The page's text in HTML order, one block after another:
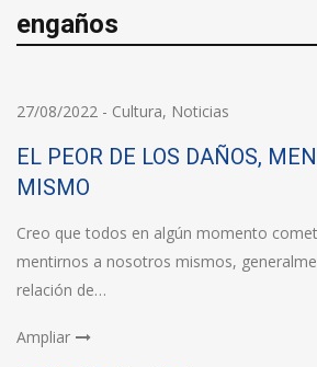
engaños
27/08/2022 - Cultura, Noticias
EL PEOR DE LOS DAÑOS,
MISMO
Creo que todos en algún momento
mentirnos a nosotros mismos,
relación de…
Ampliar